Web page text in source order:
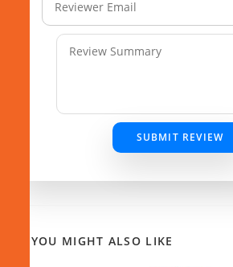
SUBMIT REVIEW
YOU MIGHT ALSO LIKE